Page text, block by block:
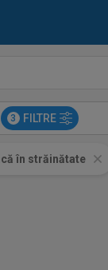
3 FILTRE
în străinătate